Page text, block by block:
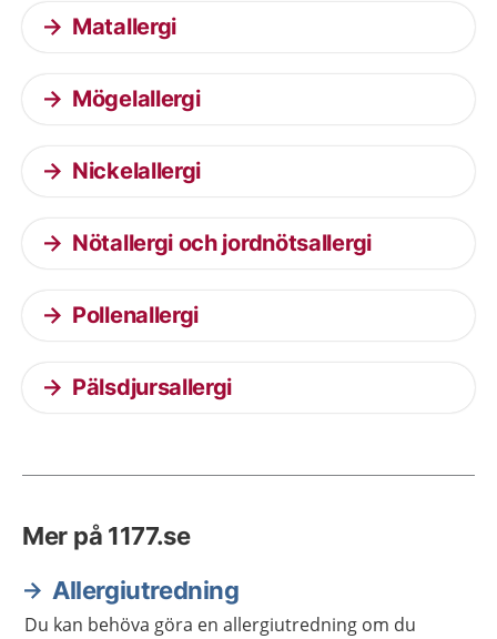
Matallergi
Mögelallergi
Nickelallergi
Nötallergi och jordnötsallergi
Pollenallergi
Pälsdjursallergi
Mer på 1177.se
Allergiutredning
Du kan behöva göra en allergiutredning om du